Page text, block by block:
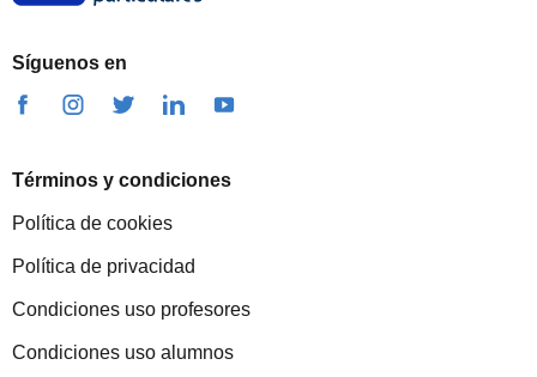
Síguenos en
Términos y condiciones
Política de cookies
Política de privacidad
Condiciones uso profesores
Condiciones uso alumnos